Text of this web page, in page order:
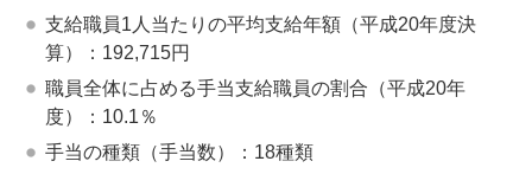
支給職員1人当たりの平均支給年額（平成20年度決
算）：192,715円
職員全体に占める手当支給職員の割合（平成20年
度）：10.1％
手当の種類（手当数）：18種類